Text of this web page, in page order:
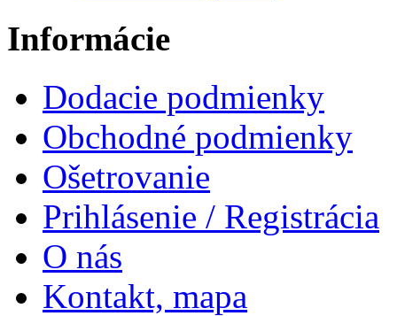
Informácie
Dodacie podmienky
Obchodné podmienky
Ošetrovanie
Prihlásenie / Registrácia
O nás
Kontakt, mapa